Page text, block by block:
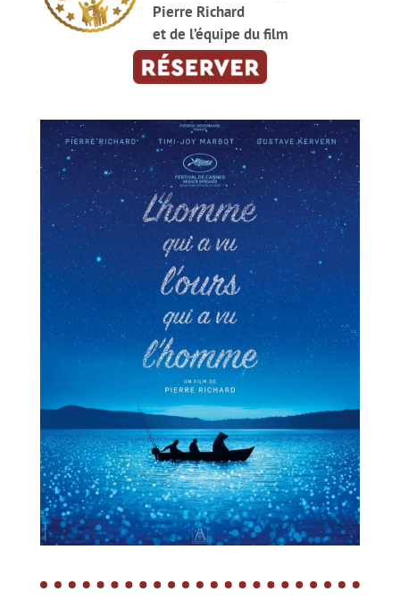
CineComedies Club
Pierre Richard
et de l’équipe du film